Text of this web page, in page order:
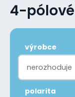
4-
výrobce
nerozhoduje
polarita